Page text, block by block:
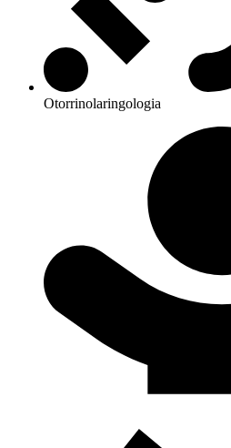
Otorrinolaringologia